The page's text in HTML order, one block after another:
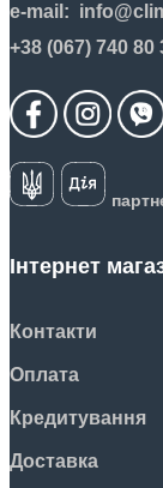
e-mail:
+38 (067) 740 80
Інтернет
Контакти
Оплата
Кредитування
Доставка